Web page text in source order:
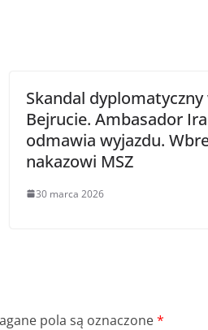
Skandal dyplomatyczny
Bejrucie. Ambasador
odmawia wyjazdu.
nakazowi MSZ
30 marca 2026
pola są oznaczone*